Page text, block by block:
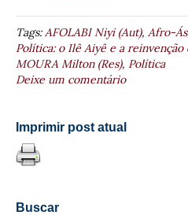
Tags:AFOLABI Niyi (Aut), Afro-
Política: o Ilê Aiyê e a reinvenção
MOURA Milton (Res), Política
Deixe um comentário
Imprimir post atual
Buscar